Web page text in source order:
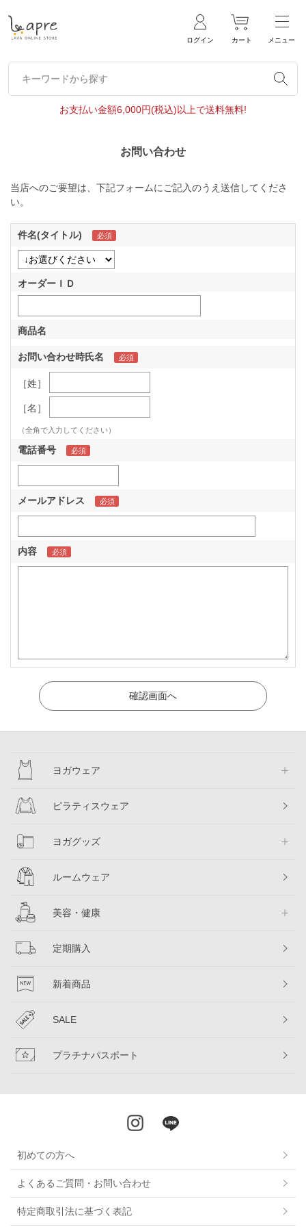
ログイン カート メニュー
キーワードから探す
キーワードから探す
お支払い金額6,000円(税込)以上で送料無料!
お問い合わせ
当店へのご要望は、下記フォームにご記入のうえ送信してくださ
い。
件名(タイトル)
オーダーＩＤ
商品名
お問い合わせ時氏名
［姓］
［名］
（全角で入力してください）
電話番号
メールアドレス
内容
ヨガウェア
ピラティスウェア
ヨガグッズ
ルームウェア
美容・健康
定期購入
新着商品
SALE
プラチナパスポート
初めての方へ
よくあるご質問・お問い合わせ
特定商取引法に基づく表記